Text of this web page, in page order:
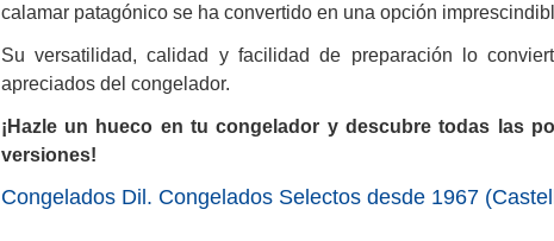
calamar patagónico se ha convertido en una opción
Su versatilidad, calidad y facilidad de preparación lo
apreciados del congelador.
¡Hazle un hueco en tu congelador y descubre todas las
versiones!
Congelados Dil. Congelados Selectos desde 1967